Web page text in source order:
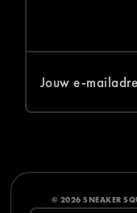
© 2026 SNEAKER